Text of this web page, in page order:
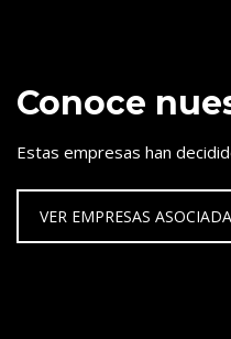
Conoce
Estas empresas han
VER EMPRESAS